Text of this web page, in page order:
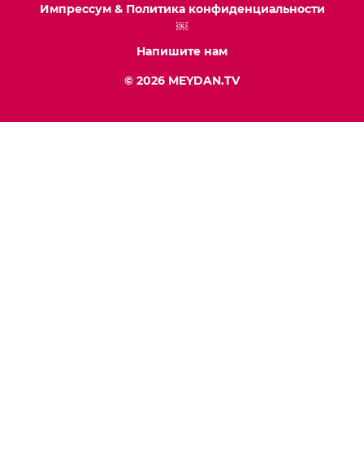
Импрессум & Политика конфиденциальности
￼
Напишите нам
© 2026 MEYDAN.TV